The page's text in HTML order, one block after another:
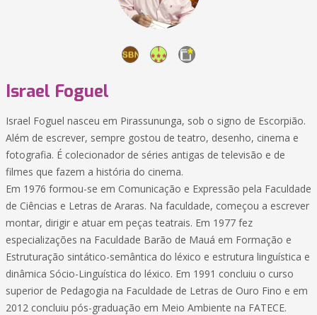
Israel Foguel
Israel Foguel nasceu em Pirassununga, sob o signo de Escorpião.
Além de escrever, sempre gostou de teatro, desenho, cinema e
fotografia. É colecionador de séries antigas de televisão e de
filmes que fazem a história do cinema.
Em 1976 formou-se em Comunicação e Expressão pela Faculdade
de Ciências e Letras de Araras. Na faculdade, começou a escrever
montar, dirigir e atuar em peças teatrais. Em 1977 fez
especializações na Faculdade Barão de Mauá em Formação e
Estruturação sintático-semântica do léxico e estrutura linguística e
dinâmica Sócio-Linguística do léxico. Em 1991 concluiu o curso
superior de Pedagogia na Faculdade de Letras de Ouro Fino e em
2012 concluiu pós-graduação em Meio Ambiente na FATECE.